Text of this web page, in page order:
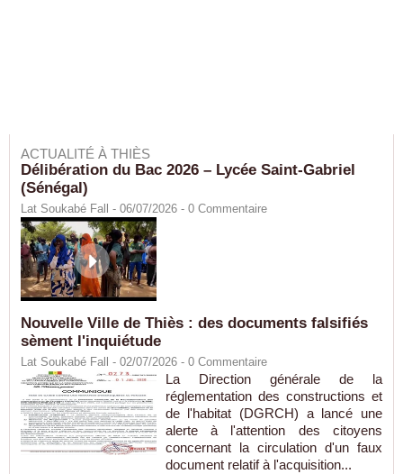
ACTUALITÉ À THIÈS
Délibération du Bac 2026 – Lycée Saint-Gabriel
(Sénégal)
Lat Soukabé Fall - 06/07/2026 - 0 Commentaire
Nouvelle Ville de Thiès : des documents falsifiés
sèment l'inquiétude
Lat Soukabé Fall - 02/07/2026 - 0 Commentaire
La Direction générale de la
réglementation des constructions et
de l'habitat (DGRCH) a lancé une
alerte à l'attention des citoyens
concernant la circulation d'un faux
document relatif à l'acquisition...